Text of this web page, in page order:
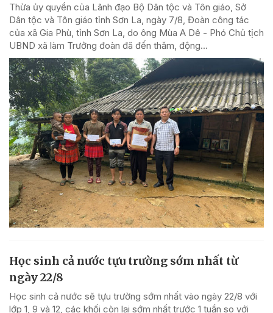
Thừa ủy quyền của Lãnh đạo Bộ Dân tộc và Tôn giáo, Sở
Dân tộc và Tôn giáo tỉnh Sơn La, ngày 7/8, Đoàn công tác
của xã Gia Phù, tỉnh Sơn La, do ông Mùa A Dê - Phó Chủ tịch
UBND xã làm Trưởng đoàn đã đến thăm, động...
Học sinh cả nước tựu trường sớm nhất từ
ngày 22/8
Học sinh cả nước sẽ tựu trường sớm nhất vào ngày 22/8 với
lớp 1, 9 và 12, các khối còn lại sớm nhất trước 1 tuần so với